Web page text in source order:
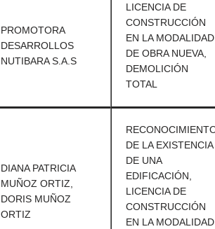
PROMOTORA
DESARROLLOS
NUTIBARA S.A.S
LICENCIA DE
CONSTRUCCIÓN
EN LA MODALIDAD
DE OBRA NUEVA,
DEMOLICIÓN
TOTAL
DIANA PATRICIA
MUÑOZ ORTIZ,
DORIS MUÑOZ
ORTIZ
DE LA EXISTENCIA
DE UNA
EDIFICACIÓN,
LICENCIA DE
CONSTRUCCIÓN
EN LA MODALIDAD